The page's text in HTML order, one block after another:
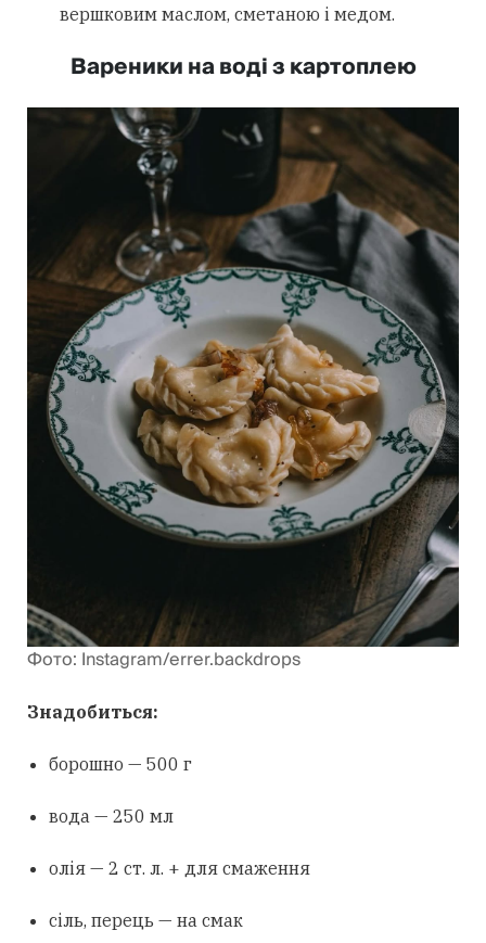
вершковим маслом, сметаною і медом.
Вареники на воді з картоплею
Фото: Instagram/errer.backdrops
Знадобиться:
борошно — 500 г
вода — 250 мл
олія — 2 ст. л. + для смаження
сіль, перець — на смак